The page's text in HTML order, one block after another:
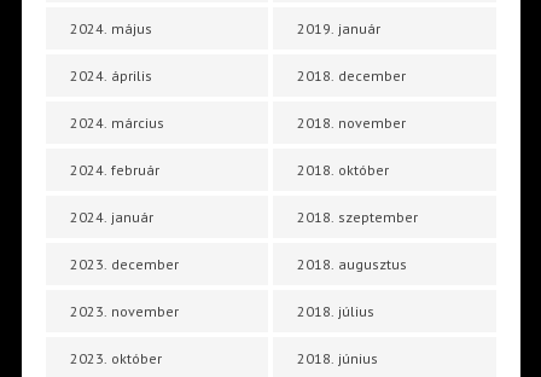
2024. május
2024. április
2024. március
2024. február
2024. január
2023. december
2023. november
2023. október
2019. január
2018. december
2018. november
2018. október
2018. szeptember
2018. augusztus
2018. július
2018. június